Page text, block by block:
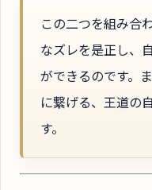
この二つを組み合
なズレを是正し、
ができるのです。
に繋げる、王道の
す。